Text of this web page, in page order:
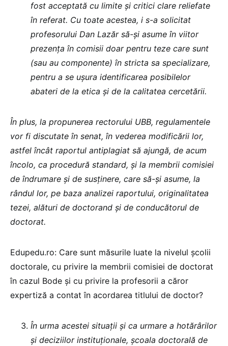
fost acceptată cu limite și critici clare reliefate
în referat. Cu toate acestea, i s-a solicitat
profesorului Dan Lazăr să-și asume în viitor
prezența în comisii doar pentru teze care sunt
(sau au componente) în stricta sa specializare,
pentru a se ușura identificarea posibilelor
abateri de la etica și de la calitatea cercetării.
În plus, la propunerea rectorului UBB, regulamentele
vor fi discutate în senat, în vederea modificării lor,
astfel încât raportul antiplagiat să ajungă, de acum
încolo, ca procedură standard, și la membrii comisiei
de îndrumare și de susținere, care să-și asume, la
rândul lor, pe baza analizei raportului, originalitatea
tezei, alături de doctorand și de conducătorul de
doctorat.
Edupedu.ro: Care sunt măsurile luate la nivelul școlii
doctorale, cu privire la membrii comisiei de doctorat
în cazul Bode și cu privire la profesorii a căror
expertiză a contat în acordarea titlului de doctor?
În urma acestei situații și ca urmare a hotărârilor
și deciziilor instituționale, școala doctorală de